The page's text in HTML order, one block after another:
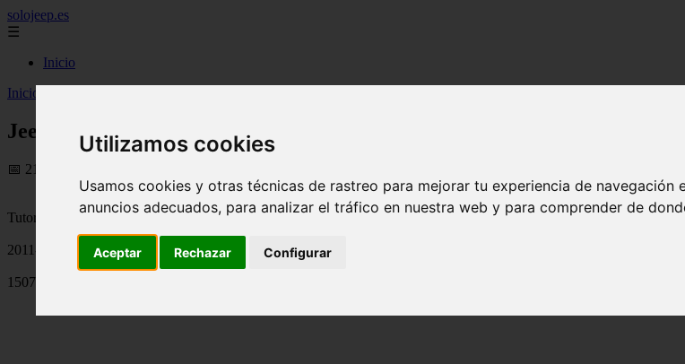
Utilizamos cookies
Usamos cookies y otras técnicas de rastreo para mejorar tu experiencia de
anuncios adecuados, para analizar el tráfico en nuestra web y para comprender de
Aceptar Rechazar Configurar
solojeep.es
☰
Inicio
Inicio
Jeep Liberty 2026 – Especificaciones y Precio
📅 21/08/2025
Tutoriales para el Auto
2011-07-25
15073